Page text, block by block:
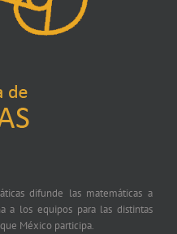
difunde las matemáticas a
a los equipos para las distintas
México participa.